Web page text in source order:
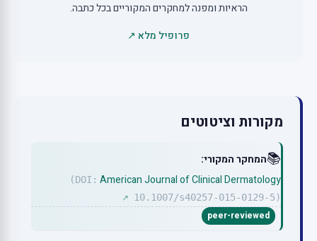
הראיות ומפנה למחקרים המקוריים בכל כתבה.
פרופיל מלא ↗
מקורות וציטוטים
📚המחקר המקורי:
American Journal of Clinical Dermatology
(DOI:
10.1007/s40257-015-0129-5)
↗
peer-reviewed